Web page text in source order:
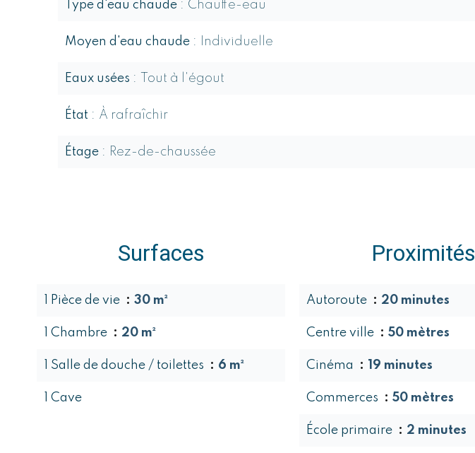
Type d'eau chaude Chauffe-eau
Moyen d'eau chaude Individuelle
Eaux usées Tout à l'égout
État À rafraîchir
Étage Rez-de-chaussée
Surfaces
1 Pièce de vie 30 m²
1 Chambre 20 m²
1 Salle de douche / toilettes 6 m²
1 Cave
Proximités
Autoroute 20 minutes
Centre ville 50 mètres
Cinéma 19 minutes
Commerces 50 mètres
École primaire 2 minutes